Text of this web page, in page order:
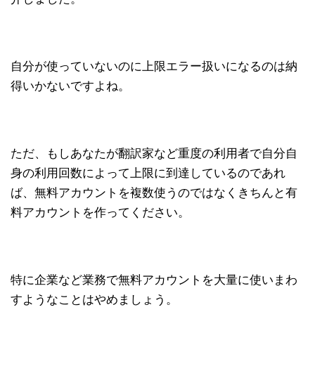
自分が使っていないのに上限エラー扱いになるのは納
得いかないですよね。
ただ、もしあなたが翻訳家など重度の利用者で自分自
身の利用回数によって上限に到達しているのであれ
ば、無料アカウントを複数使うのではなくきちんと有
料アカウントを作ってください。
特に企業など業務で無料アカウントを大量に使いまわ
すようなことはやめましょう。